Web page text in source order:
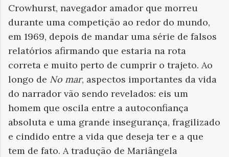
Crowhurst, navegador amador que morreu
durante uma competição ao redor do mundo,
em 1969, depois de mandar uma série de falsos
relatórios afirmando que estaria na rota
correta e muito perto de cumprir o trajeto. Ao
longo de No mar, aspectos importantes da vida
do narrador vão sendo revelados: eis um
homem que oscila entre a autoconfiança
absoluta e uma grande insegurança, fragilizado
e cindido entre a vida que deseja ter e a que
tem de fato. A tradução de Mariângela